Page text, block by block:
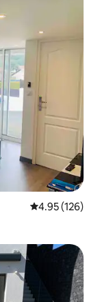
औसत रेटिंग 5 में से
4.95 (126)